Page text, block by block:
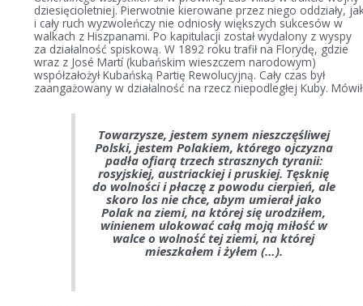
dziesięcioletniej. Pierwotnie kierowane przez niego oddziały,
i cały ruch wyzwoleńczy nie odniosły większych sukcesów w
walkach z Hiszpanami. Po kapitulacji został wydalony z wyspy
za działalność spiskową. W 1892 roku trafił na Florydę, gdzie
wraz z José Martí (kubańskim wieszczem narodowym)
współzałożył Kubańską Partię Rewolucyjną. Cały czas był
zaangażowany w działalność na rzecz niepodległej Kuby.
Towarzysze, jestem synem nieszczęśliwej
Polski, jestem Polakiem, którego ojczyzna
padła ofiarą trzech strasznych tyranii:
rosyjskiej, austriackiej i pruskiej. Tęsknię
do wolności i płaczę z powodu cierpień, ale
skoro los nie chce, abym umierał jako
Polak na ziemi, na której się urodziłem,
winienem ulokować całą moją miłość w
walce o wolność tej ziemi, na której
mieszkałem i żyłem (…).